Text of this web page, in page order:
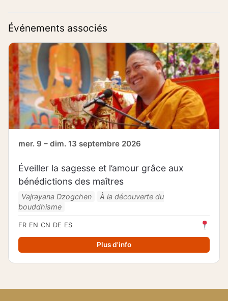
Événements associés
mer. 9 – dim. 13 septembre 2026
Éveiller la sagesse et l’amour grâce aux
bénédictions des maîtres
Vajrayana Dzogchen
À la découverte du
bouddhisme
FR EN CN DE ES
Plus d'info